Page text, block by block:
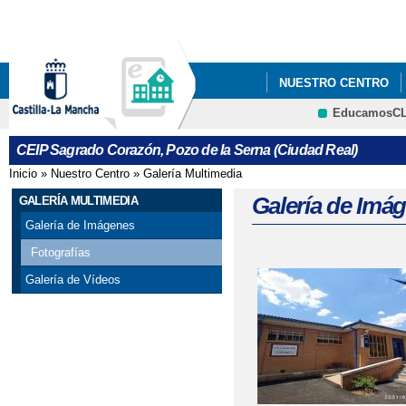
NUESTRO CENTRO
NORMAS DE
PROGRAMACIÓN
CRFP
CEIP Sagrado Corazón, Pozo de la Serna (Ciudad Real)
Se encuentra usted aquí
Inicio » Nuestro Centro » Galería Multimedia
GALERÍA MULTIMEDIA
Galería de Imágenes
Fotografías
Galería de Vídeos
Galería de